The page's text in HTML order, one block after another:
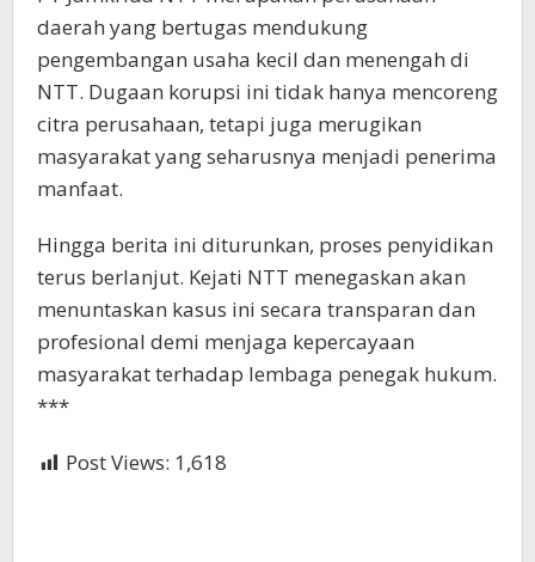
daerah yang bertugas mendukung
pengembangan usaha kecil dan menengah di
NTT. Dugaan korupsi ini tidak hanya mencoreng
citra perusahaan, tetapi juga merugikan
masyarakat yang seharusnya menjadi penerima
manfaat.
Hingga berita ini diturunkan, proses penyidikan
terus berlanjut. Kejati NTT menegaskan akan
menuntaskan kasus ini secara transparan dan
profesional demi menjaga kepercayaan
masyarakat terhadap lembaga penegak hukum.
***
Post Views: 1,618